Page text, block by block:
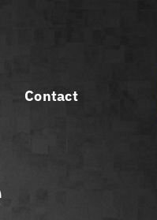
Contact